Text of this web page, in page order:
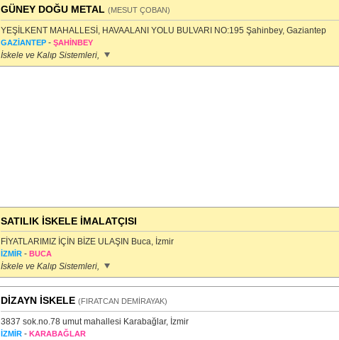
GÜNEY DOĞU METAL (MESUT ÇOBAN)
YEŞİLKENT MAHALLESİ, HAVAALANI YOLU BULVARI NO:195 Şahinbey, Gaziantep
GAZİANTEP- ŞAHİNBEY
İskele ve Kalıp Sistemleri,
SATILIK İSKELE İMALATÇISI
FİYATLARIMIZ İÇİN BİZE ULAŞIN Buca, İzmir
İZMİR- BUCA
İskele ve Kalıp Sistemleri,
DİZAYN İSKELE (FIRATCAN DEMİRAYAK)
3837 sok.no.78 umut mahallesi Karabağlar, İzmir
İZMİR- KARABAĞLAR